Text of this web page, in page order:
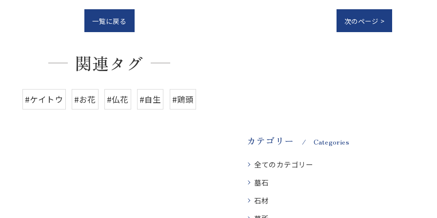
一覧に戻る 次のページ >
関連タグ
#ケイトウ #お花 #仏花 #自生 #鶏頭
カテゴリー Categories
全てのカテゴリー
墓石
石材